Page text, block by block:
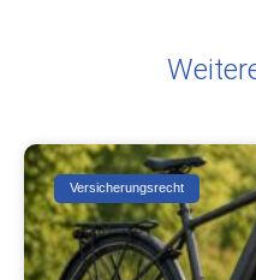
Versicherungsrecht